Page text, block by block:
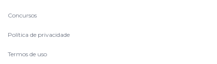
Concursos
Política de privacidade
Termos de uso